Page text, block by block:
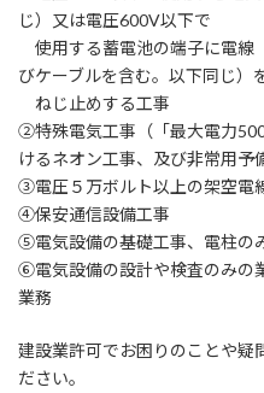
じ）又は電圧600V以下で
使用する蓄電池の端子に電線
びケーブルを含む。以下同じ）
ねじ止めする工事
②特殊電気工事（「最大電力
けるネオン工事、及び非常用予
③電圧５万ボルト以上の架空電
④保安通信設備工事
⑤電気設備の基礎工事、電柱の
⑥電気設備の設計や検査のみの
業務
建設業許可でお困りのことや疑
ださい。